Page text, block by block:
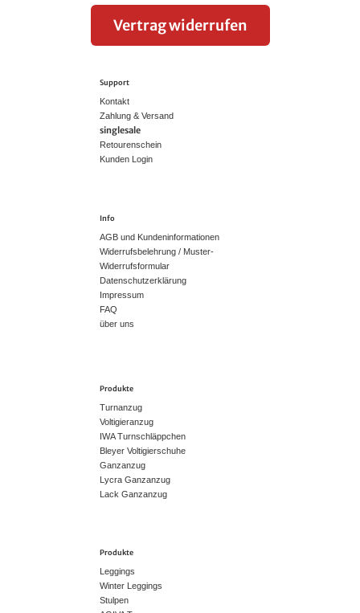
Vertrag widerrufen
Support
Kontakt
Zahlung & Versand
singlesale
Retourenschein
Kunden Login
Info
AGB und Kundeninformationen
Widerrufsbelehrung / Muster-
Widerrufsformular
Datenschutzerklärung
Impressum
FAQ
über uns
Produkte
Turnanzug
Voltigieranzug
IWA Turnschläppchen
Bleyer Voltigierschuhe
Ganzanzug
Lycra Ganzanzug
Lack Ganzanzug
Produkte
Leggings
Winter Leggings
Stulpen